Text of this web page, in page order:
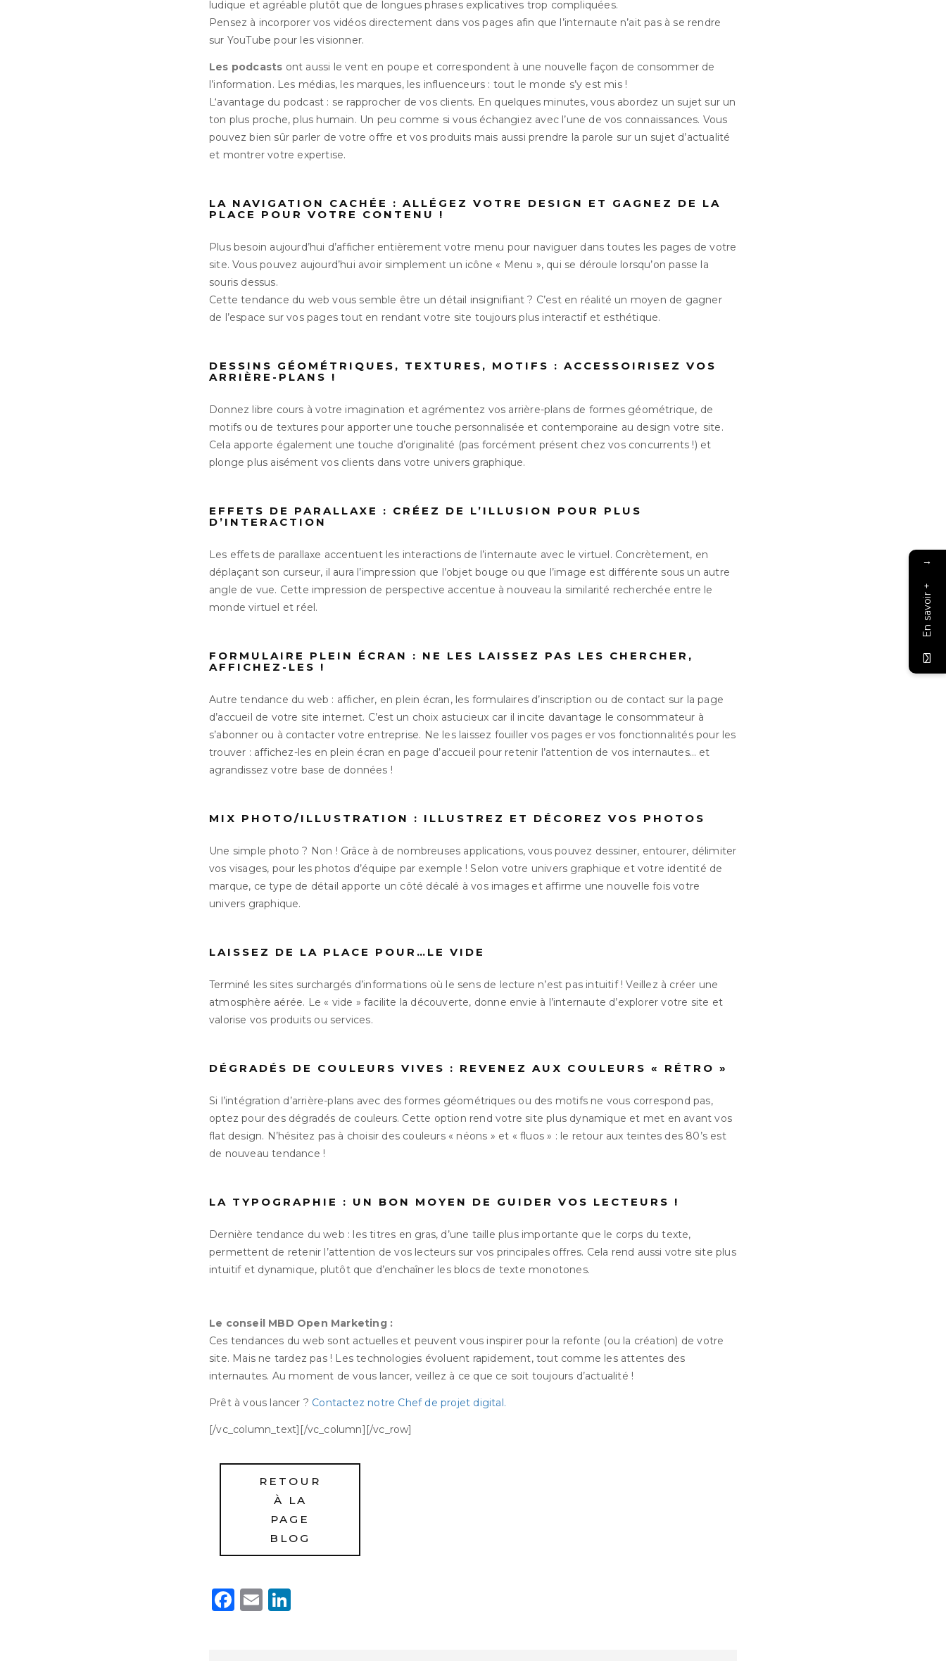
ludique et agréable plutôt que de longues phrases explicatives trop compliquées.
Pensez à incorporer vos vidéos directement dans vos pages afin que l’internaute n’ait pas à se rendre
sur YouTube pour les visionner.
Les podcasts ont aussi le vent en poupe et correspondent à une nouvelle façon de consommer de
l’information. Les médias, les marques, les influenceurs : tout le monde s’y est mis !
L‘avantage du podcast : se rapprocher de vos clients. En quelques minutes, vous abordez un sujet sur un
ton plus proche, plus humain. Un peu comme si vous échangiez avec l’une de vos connaissances. Vous
pouvez bien sûr parler de votre offre et vos produits mais aussi prendre la parole sur un sujet d’actualité
et montrer votre expertise.
LA NAVIGATION CACHÉE : ALLÉGEZ VOTRE DESIGN ET GAGNEZ DE LA
PLACE POUR VOTRE CONTENU !
Plus besoin aujourd’hui d’afficher entièrement votre menu pour naviguer dans toutes les pages de votre
site. Vous pouvez aujourd’hui avoir simplement un icône « Menu », qui se déroule lorsqu’on passe la
souris dessus.
Cette tendance du web vous semble être un détail insignifiant ? C’est en réalité un moyen de gagner
de l’espace sur vos pages tout en rendant votre site toujours plus interactif et esthétique.
DESSINS GÉOMÉTRIQUES, TEXTURES, MOTIFS : ACCESSOIRISEZ VOS
ARRIÈRE-PLANS !
Donnez libre cours à votre imagination et agrémentez vos arrière-plans de formes géométrique, de
motifs ou de textures pour apporter une touche personnalisée et contemporaine au design votre site.
Cela apporte également une touche d’originalité (pas forcément présent chez vos concurrents !) et
plonge plus aisément vos clients dans votre univers graphique.
EFFETS DE PARALLAXE : CRÉEZ DE L’ILLUSION POUR PLUS
D’INTERACTION
Les effets de parallaxe accentuent les interactions de l’internaute avec le virtuel. Concrètement, en
déplaçant son curseur, il aura l’impression que l’objet bouge ou que l’image est différente sous un autre
angle de vue. Cette impression de perspective accentue à nouveau la similarité recherchée entre le
monde virtuel et réel.
FORMULAIRE PLEIN ÉCRAN : NE LES LAISSEZ PAS LES CHERCHER,
AFFICHEZ-LES !
Autre tendance du web : afficher, en plein écran, les formulaires d’inscription ou de contact sur la page
d’accueil de votre site internet. C’est un choix astucieux car il incite davantage le consommateur à
s’abonner ou à contacter votre entreprise. Ne les laissez fouiller vos pages er vos fonctionnalités pour les
trouver : affichez-les en plein écran en page d’accueil pour retenir l’attention de vos internautes… et
agrandissez votre base de données !
MIX PHOTO/ILLUSTRATION : ILLUSTREZ ET DÉCOREZ VOS PHOTOS
Une simple photo ? Non ! Grâce à de nombreuses applications, vous pouvez dessiner, entourer, délimiter
vos visages, pour les photos d’équipe par exemple ! Selon votre univers graphique et votre identité de
marque, ce type de détail apporte un côté décalé à vos images et affirme une nouvelle fois votre
univers graphique.
LAISSEZ DE LA PLACE POUR…LE VIDE
Terminé les sites surchargés d’informations où le sens de lecture n’est pas intuitif ! Veillez à créer une
atmosphère aérée. Le « vide » facilite la découverte, donne envie à l’internaute d’explorer votre site et
valorise vos produits ou services.
DÉGRADÉS DE COULEURS VIVES : REVENEZ AUX COULEURS « RÉTRO »
Si l’intégration d’arrière-plans avec des formes géométriques ou des motifs ne vous correspond pas,
optez pour des dégradés de couleurs. Cette option rend votre site plus dynamique et met en avant vos
flat design. N’hésitez pas à choisir des couleurs « néons » et « fluos » : le retour aux teintes des 80’s est
de nouveau tendance !
LA TYPOGRAPHIE : UN BON MOYEN DE GUIDER VOS LECTEURS !
Dernière tendance du web : les titres en gras, d’une taille plus importante que le corps du texte,
permettent de retenir l’attention de vos lecteurs sur vos principales offres. Cela rend aussi votre site plus
intuitif et dynamique, plutôt que d’enchaîner les blocs de texte monotones.
Le conseil MBD Open Marketing :
Ces tendances du web sont actuelles et peuvent vous inspirer pour la refonte (ou la création) de votre
site. Mais ne tardez pas ! Les technologies évoluent rapidement, tout comme les attentes des
internautes. Au moment de vous lancer, veillez à ce que ce soit toujours d’actualité !
Prêt à vous lancer ? Contactez notre Chef de projet digital.
[/vc_column_text][/vc_column][/vc_row]
RETOUR
À LA
PAGE
BLOG
Facebook
Email
→
En savoir +